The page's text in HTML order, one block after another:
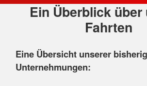
Verbindung bringen. Dabei, das
Anspruch der BRK-
Gast die Fahrt Spaß machen. Er
Unternehmung in vollen Zügen
Wer in einer schweren Situation
Ein Überblick über
Fahrten
Eine Übersicht unserer
Unternehmungen: